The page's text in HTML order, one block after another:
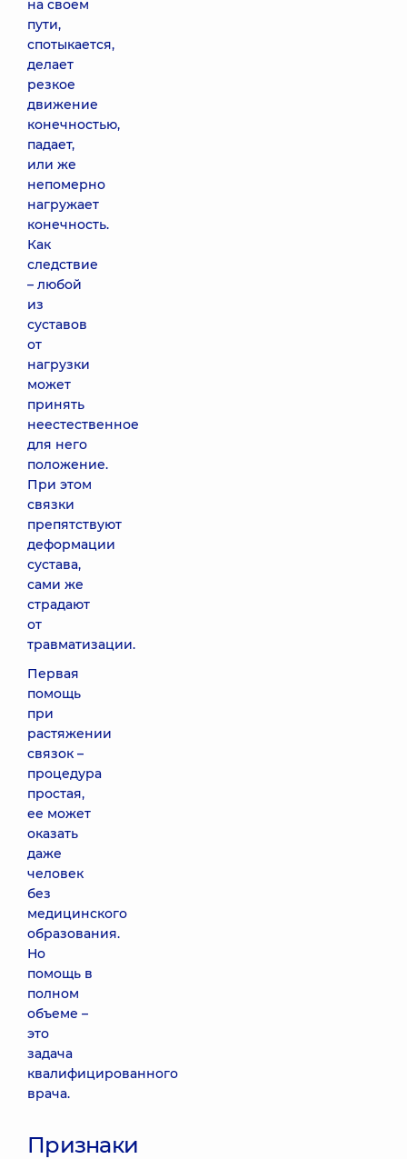
на своем
пути,
спотыкается,
делает
резкое
движение
конечностью,
падает,
или же
непомерно
нагружает
конечность.
Как
следствие
– любой
из
суставов
от
нагрузки
может
принять
неестественное
для него
положение.
При этом
связки
препятствуют
деформации
сустава,
сами же
страдают
от
травматизации.
Первая
помощь
при
растяжении
связок –
процедура
простая,
ее может
оказать
даже
человек
без
медицинского
образования.
Но
помощь в
полном
объеме –
это
задача
квалифицированного
врача.
Признаки